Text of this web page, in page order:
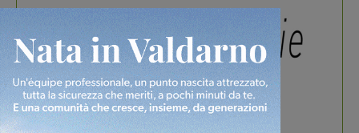
In vetrina 3 Agosto 2026